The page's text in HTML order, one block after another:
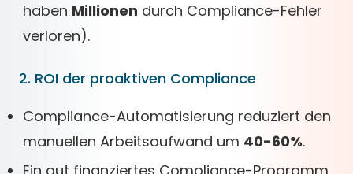
haben Millionen durch Compliance-Fehler
verloren).
2. ROI der proaktiven Compliance
Compliance-Automatisierung reduziert den
manuellen Arbeitsaufwand um 40-60%.